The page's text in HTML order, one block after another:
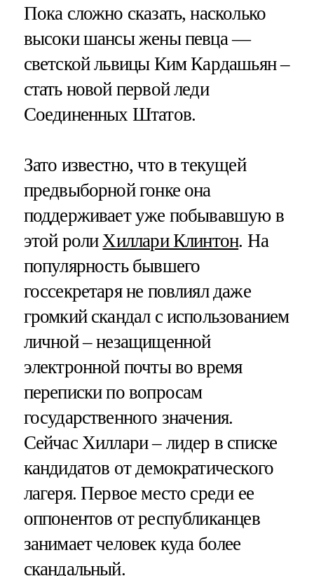
Пока сложно сказать, насколько
высоки шансы жены певца —
светской львицы Ким Кардашьян –
стать новой первой леди
Соединенных Штатов.
Зато известно, что в текущей
предвыборной гонке она
поддерживает уже побывавшую в
этой роли Хиллари Клинтон. На
популярность бывшего
госсекретаря не повлиял даже
громкий скандал с использованием
личной – незащищенной
электронной почты во время
переписки по вопросам
государственного значения.
Сейчас Хиллари – лидер в списке
кандидатов от демократического
лагеря. Первое место среди ее
оппонентов от республиканцев
занимает человек куда более
скандальный.